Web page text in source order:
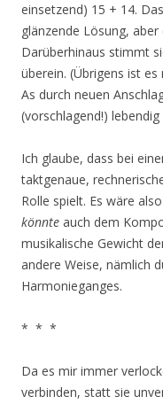
einsetzend) 15 + 14.
glänzende Lösung,
Darüberhinaus stimmt
überein. (Übrigens ist
As durch neuen
(vorschlagend!)
Ich glaube, dass bei
taktgenaue,
Rolle spielt. Es wäre
könnte auch dem
musikalische Gewicht
andere Weise, nämlich
Harmonieganges.
* * *
Da es mir immer
verbinden, statt sie